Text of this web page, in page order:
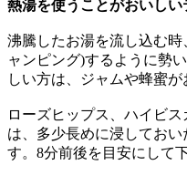
熱湯を使うことがおいしい
沸騰したお湯を流し込む
ャンピング)するように勢
しい方は、ジャムや蜂蜜が
ローズヒップス、ハイビ
は、多少長めに浸してお
す。8分前後を目安にして下